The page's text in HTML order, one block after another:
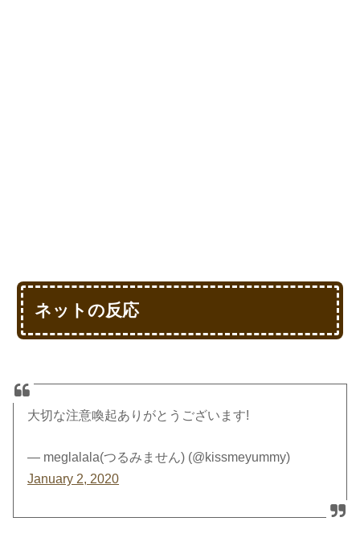
ネットの反応
大切な注意喚起ありがとうございます!
— meglalala(つるみません) (@kissmeyummy)
January 2, 2020